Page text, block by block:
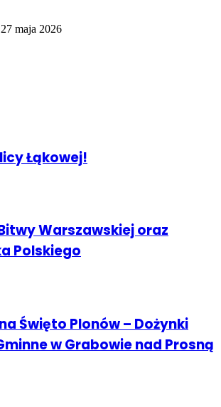
Send
27 maja 2026
Łąkowej!
Warszawskiej oraz
Polskiego
Święto Plonów – Dożynki
w Grabowie nad Prosną